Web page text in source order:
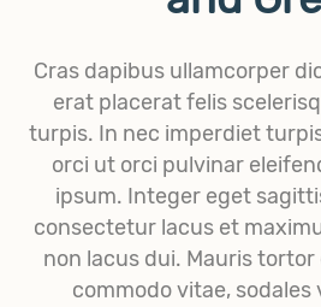
Cras dapibus ullamcorper
erat placerat felis
turpis. In nec imperdiet
orci ut orci pulvinar
ipsum. Integer eget
consectetur lacus et
non lacus dui. Mauris
commodo vitae, sodales